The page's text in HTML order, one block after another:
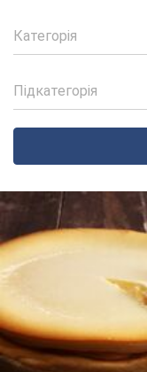
Категорія
Підкатегорія